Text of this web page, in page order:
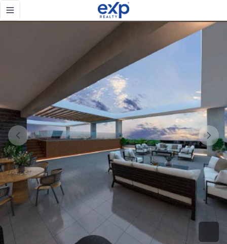
Toggle navigation menu
Venta de modernos apartamentos de 1, 2 y 3 habitaciones